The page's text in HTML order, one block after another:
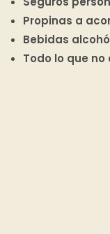
Propinas a
Bebidas
Todo lo que